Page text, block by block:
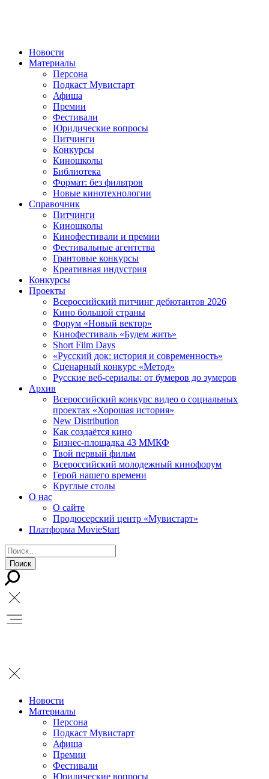
Новости
Материалы
Персона
Подкаст Мувистарт
Афиша
Премии
Фестивали
Юридические вопросы
Питчинги
Конкурсы
Киношколы
Библиотека
Формат: без фильтров
Новые кинотехнологии
Справочник
Питчинги
Киношколы
Кинофестивали и премии
Фестивальные агентства
Грантовые конкурсы
Креативная индустрия
Конкурсы
Проекты
Всероссийский питчинг дебютантов 2026
Кино большой страны
Форум «Новый вектор»
Кинофестиваль «Будем жить»
Short Film Days
«Русский док: история и современность»
Сценарный конкурс «Метод»
Русские веб-сериалы: от бумеров до зумеров
Архив
Всероссийский конкурс видео о социальных
проектах «Хорошая история»
New Distribution
Как создаётся кино
Бизнес-площадка 43 ММКФ
Твой первый фильм
Всероссийский молодежный кинофорум
Герой нашего времени
Круглые столы
О нас
О сайте
Продюсерский центр «Мувистарт»
Платформа MovieStart
Новости
Материалы
Персона
Подкаст Мувистарт
Афиша
Премии
Фестивали
Юридические вопросы